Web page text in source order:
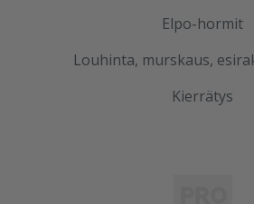
Elpo-hormit
Louhinta, murskaus,
Kierrätys